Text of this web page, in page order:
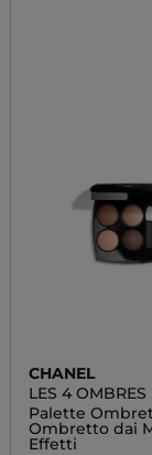
CHANEL
LES 4 OMBRES
Palette
Ombretto dai
Effetti